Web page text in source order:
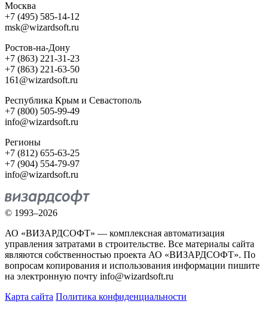
Москва
+7 (495) 585-14-12
msk@wizardsoft.ru
Ростов-на-Дону
+7 (863) 221-31-23
+7 (863) 221-63-50
161@wizardsoft.ru
Республика Крым и Севастополь
+7 (800) 505-99-49
info@wizardsoft.ru
Регионы
+7 (812) 655-63-25
+7 (904) 554-79-97
info@wizardsoft.ru
© 1993–2026
АО «ВИЗАРДСОФТ» — комплексная автоматизация
управления затратами в строительстве. Все материалы сайта
являются собственностью проекта АО «ВИЗАРДСОФТ». По
вопросам копирования и использования информации пишите
на электронную почту info@wizardsoft.ru
Карта сайта Политика конфиденциальности